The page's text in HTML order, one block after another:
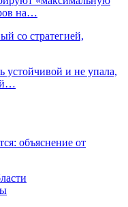
на…
со стратегией,
устойчивой и не упала,
объяснение от